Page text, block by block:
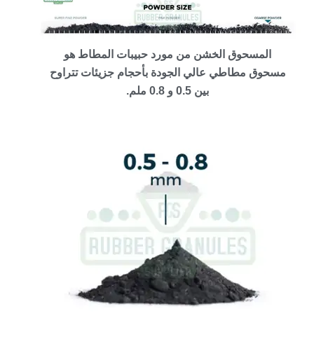
المسحوق الخشن من مورد حبيبات المطاط هو
مسحوق مطاطي عالي الجودة بأحجام جزيئات تتراوح
بين 0.5 و 0.8 ملم.